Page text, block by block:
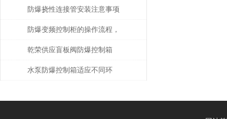
维修
防爆挠性连接管安装注意事项
防爆变频控制柜的操作流程，
收藏起来慢慢看
乾荣供应盲板阀防爆控制箱
水泵防爆控制箱适应不同环